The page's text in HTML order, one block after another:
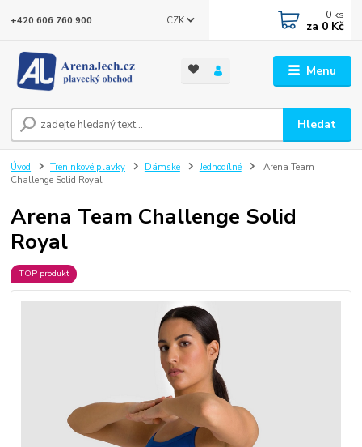
Menu
CZK
Hledat
+420 606 760 900 0 ks
za 0 Kč
Úvod Tréninkové plavky Dámské Jednodílné
Arena Team
Challenge Solid Royal
Arena Team Challenge Solid
Royal
TOP produkt